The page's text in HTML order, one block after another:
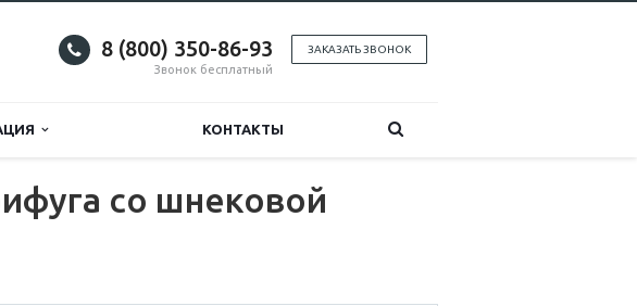
ЗАКАЗАТЬ ЗВОНОК
8 (800) 350-86-93
Звонок бесплатный
КОНТАКТЫ
со шнековой